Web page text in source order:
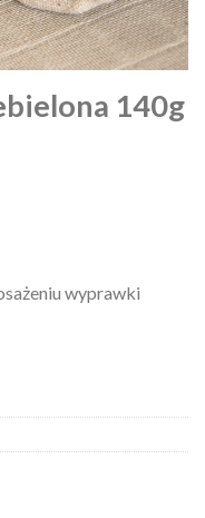
140g
wyprawki